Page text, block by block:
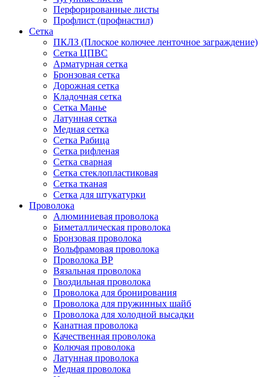
Перфорированные листы
Профлист (профнастил)
Сетка
ПКЛЗ (Плоское колючее ленточное заграждение)
Сетка ЦПВС
Арматурная сетка
Бронзовая сетка
Дорожная сетка
Кладочная сетка
Сетка Манье
Латунная сетка
Медная сетка
Сетка Рабица
Сетка рифленая
Сетка сварная
Сетка стеклопластиковая
Сетка тканая
Сетка для штукатурки
Проволока
Алюминиевая проволока
Биметаллическая проволока
Бронзовая проволока
Вольфрамовая проволока
Проволока ВР
Вязальная проволока
Гвоздильная проволока
Проволока для бронирования
Проволока для пружинных шайб
Проволока для холодной высадки
Канатная проволока
Качественная проволока
Колючая проволока
Латунная проволока
Медная проволока